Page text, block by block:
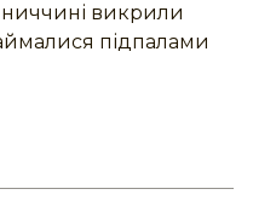
викрили
підпалами